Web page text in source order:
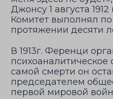
Джонсу 1 августа 1912
Комитет выполнял
протяжении десяти
В 1913г. Ференци
самой смерти он
председателем
первой мировой